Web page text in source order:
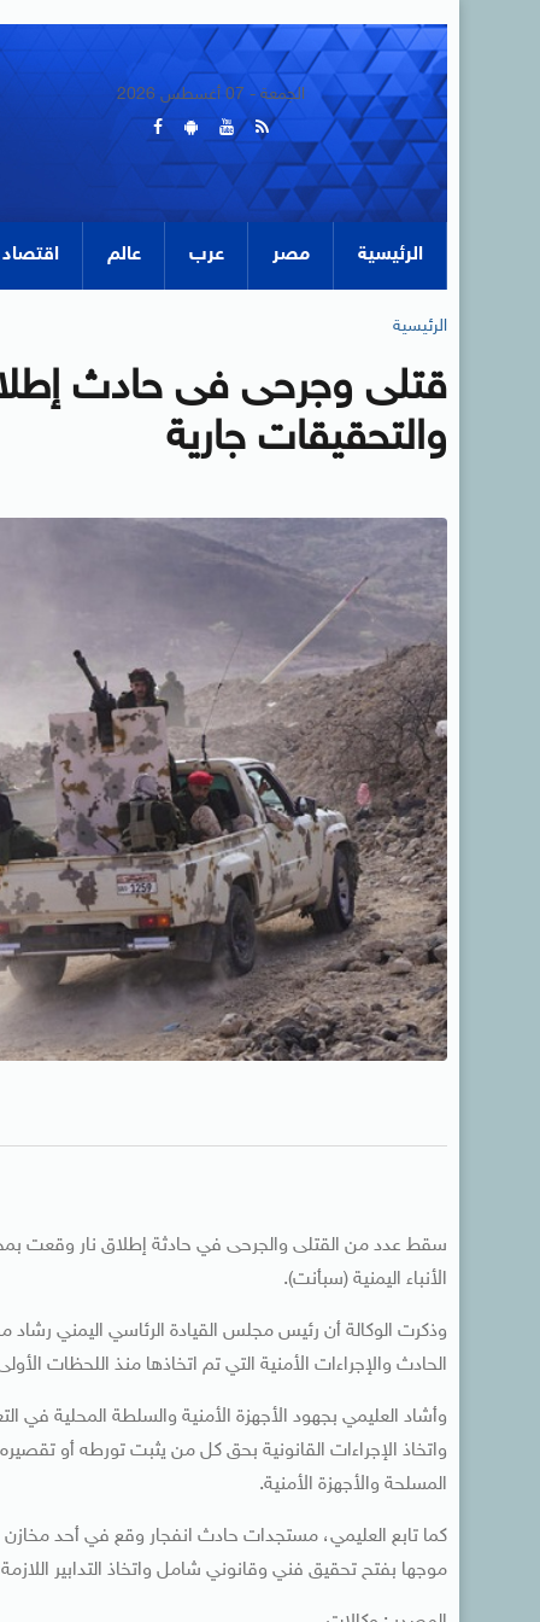
الجمعة - 07 أغسطس 2026
الرئيسية مصر عرب عالم اقتصاد
الرئيسية
قتلى وجرحى فى حادث
والتحقيقات جارية
سقط عدد من القتلى والجرحى في حادثة إطلاق نار وقعت
الأنباء اليمنية (سبأنت).
وذكرت الوكالة أن رئيس مجلس القيادة الرئاسي اليمني
الحادث والإجراءات الأمنية التي تم اتخاذها منذ اللحظات
وأشاد العليمي بجهود الأجهزة الأمنية والسلطة المحلية
واتخاذ الإجراءات القانونية بحق كل من يثبت تورطه أو
المسلحة والأجهزة الأمنية.
كما تابع العليمي، مستجدات حادث انفجار وقع في أحد
موجها بفتح تحقيق فني وقانوني شامل واتخاذ التدابير